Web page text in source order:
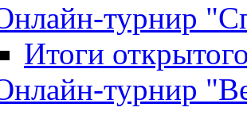
турнир
Итоги
турнир